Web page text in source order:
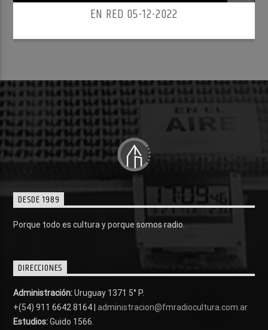
EN RED 05-12-2022
DESDE 1989
Porque todo es cultura y porque somos radio.
DIRECCIONES
Administración:Uruguay 1371 5° P.
+(54) 911 6642 8164 | administracion@fmradiocultura.com.ar
Estudios:Guido 1566.